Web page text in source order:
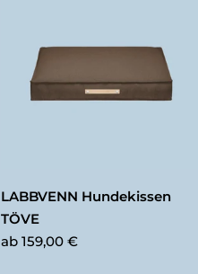
LABBVENN Hundekissen
TÖVE
ab 159,00 €